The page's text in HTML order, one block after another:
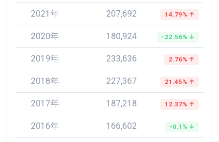
2021年 207,692 14.79% ↑
2020年 180,924 -22.56% ↓
2019年 233,636 2.76% ↑
2018年 227,367 21.45% ↑
2017年 187,218 12.37% ↑
2016年 166,602 -0.1% ↓